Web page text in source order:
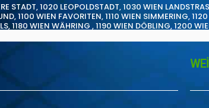
STADT,1020 LEOPOLDSTADT,1030 WIEN
,1100 WIEN FAVORITEN,1110 WIEN SIMMERING,
,1180 WIEN WÄHRING ,1190 WIEN DÖBLING,1200